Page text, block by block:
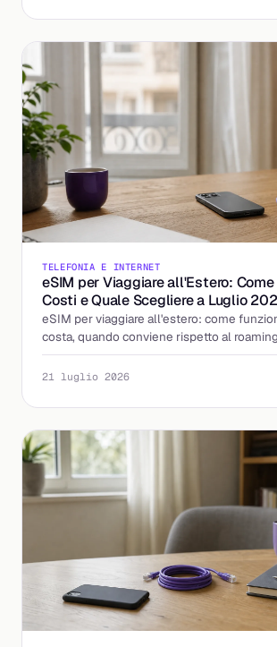
TELEFONIA E INTERNET
eSIM per Viaggiare all'Estero: Come
Costi e Quale Scegliere a Luglio
eSIM per viaggiare all'estero: come
costa, quando conviene rispetto al
attiva. La guida per scegliere bene.
21 luglio 2026